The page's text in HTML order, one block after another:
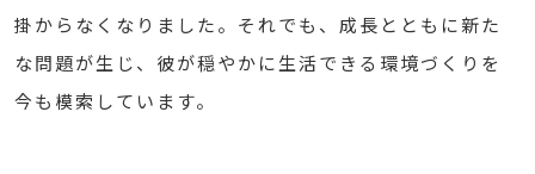
掛からなくなりました。それでも、成長とともに新た
な問題が生じ、彼が穏やかに生活できる環境づくりを
今も模索しています。